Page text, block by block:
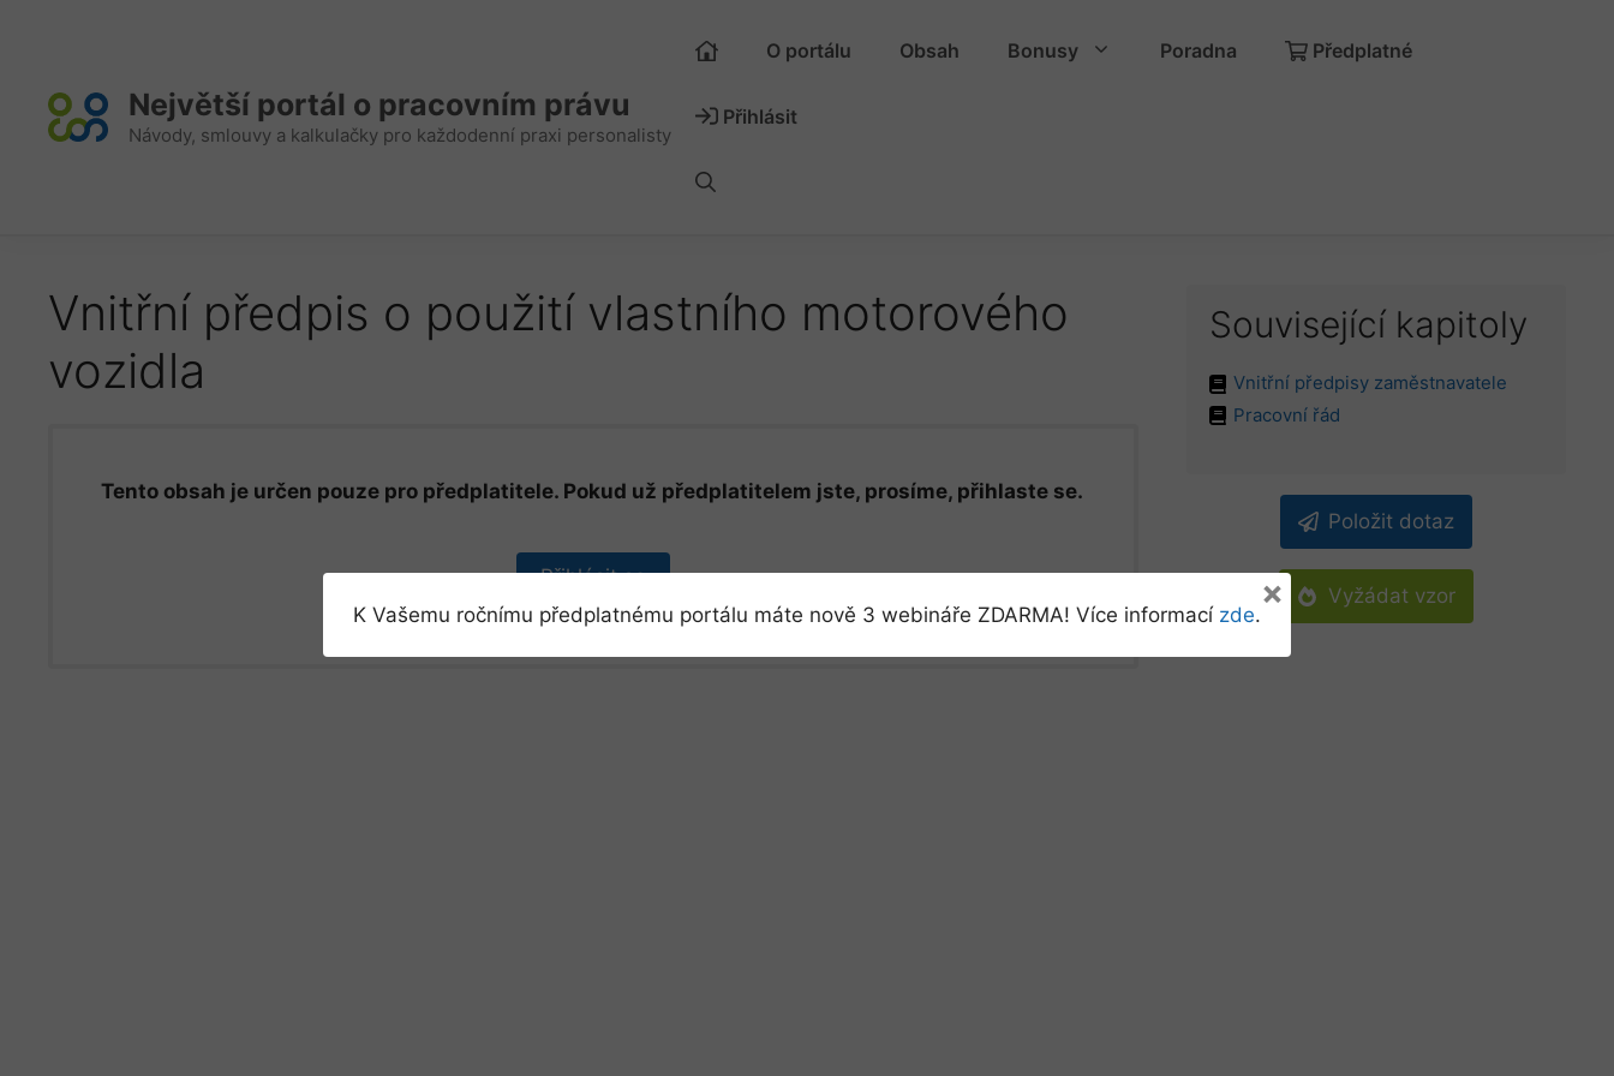
Největší portál o pracovním právu
Návody, smlouvy a kalkulačky pro každodenní praxi personalisty
O portálu Obsah Bonusy Poradna Předplatné
Přihlásit
Vnitřní předpis o použití vlastního motorového
vozidla
Tento obsah je určen pouze pro předplatitele. Pokud už předplatitelem jste, prosíme, přihlaste se.
Přihlásit se
Související kapitoly
Vnitřní předpisy zaměstnavatele
Pracovní řád
Položit dotaz
Vyžádat vzor
K Vašemu ročnímu předplatnému portálu máte nově 3 webináře ZDARMA! Více informací zde.
×